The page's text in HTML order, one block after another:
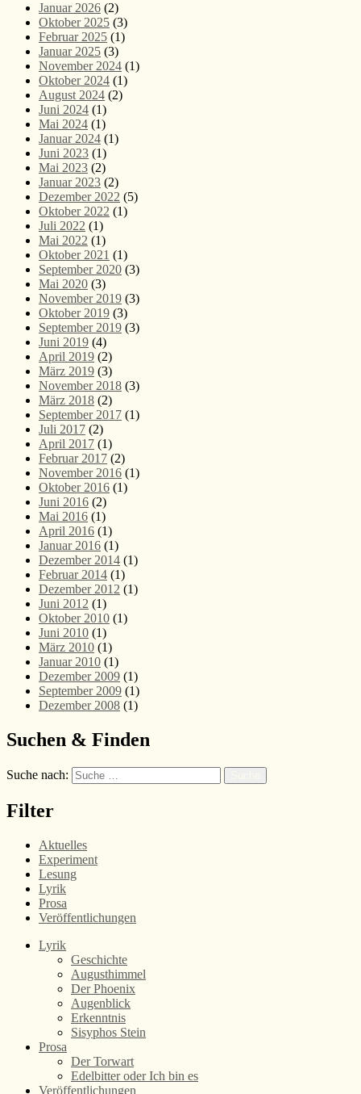
Januar 2026 (2)
Oktober 2025 (3)
Februar 2025 (1)
Januar 2025 (3)
November 2024 (1)
Oktober 2024 (1)
August 2024 (2)
Juni 2024 (1)
Mai 2024 (1)
Januar 2024 (1)
Juni 2023 (1)
Mai 2023 (2)
Januar 2023 (2)
Dezember 2022 (5)
Oktober 2022 (1)
Juli 2022 (1)
Mai 2022 (1)
Oktober 2021 (1)
September 2020 (3)
Mai 2020 (3)
November 2019 (3)
Oktober 2019 (3)
September 2019 (3)
Juni 2019 (4)
April 2019 (2)
März 2019 (3)
November 2018 (3)
März 2018 (2)
September 2017 (1)
Juli 2017 (2)
April 2017 (1)
Februar 2017 (2)
November 2016 (1)
Oktober 2016 (1)
Juni 2016 (2)
Mai 2016 (1)
April 2016 (1)
Januar 2016 (1)
Dezember 2014 (1)
Februar 2014 (1)
Dezember 2012 (1)
Juni 2012 (1)
Oktober 2010 (1)
Juni 2010 (1)
März 2010 (1)
Januar 2010 (1)
Dezember 2009 (1)
September 2009 (1)
Dezember 2008 (1)
Suchen & Finden
Suche nach:
Filter
Aktuelles
Experiment
Lesung
Lyrik
Prosa
Veröffentlichungen
Lyrik
Geschichte
Augusthimmel
Der Phoenix
Augenblick
Erkenntnis
Sisyphos Stein
Prosa
Der Torwart
Edelbitter oder Ich bin es
Veröffentlichungen